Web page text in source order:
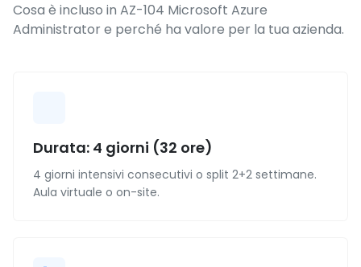
Cosa è incluso in AZ-104 Microsoft Azure
Administrator e perché ha valore per la tua azienda.
Durata: 4 giorni (32 ore)
4 giorni intensivi consecutivi o split 2+2 settimane.
Aula virtuale o on-site.